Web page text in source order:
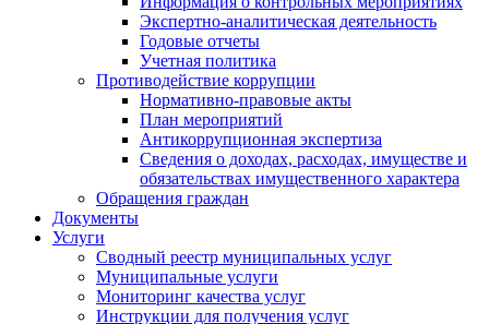
Экспертно-аналитическая деятельность
Годовые отчеты
Учетная политика
Противодействие коррупции
Нормативно-правовые акты
План мероприятий
Антикоррупционная экспертиза
Сведения о доходах, расходах, имуществе и
обязательствах имущественного характера
Обращения граждан
Документы
Услуги
Сводный реестр муниципальных услуг
Муниципальные услуги
Мониторинг качества услуг
Инструкции для получения услуг